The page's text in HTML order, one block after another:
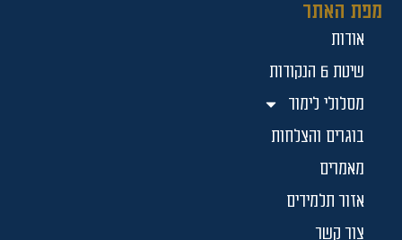
מפת האתר
אודות
שיטת 6 הנקודות
מסלולי לימוד
בוגרים והצלחות
מאמרים
אזור תלמידים
צור קשר